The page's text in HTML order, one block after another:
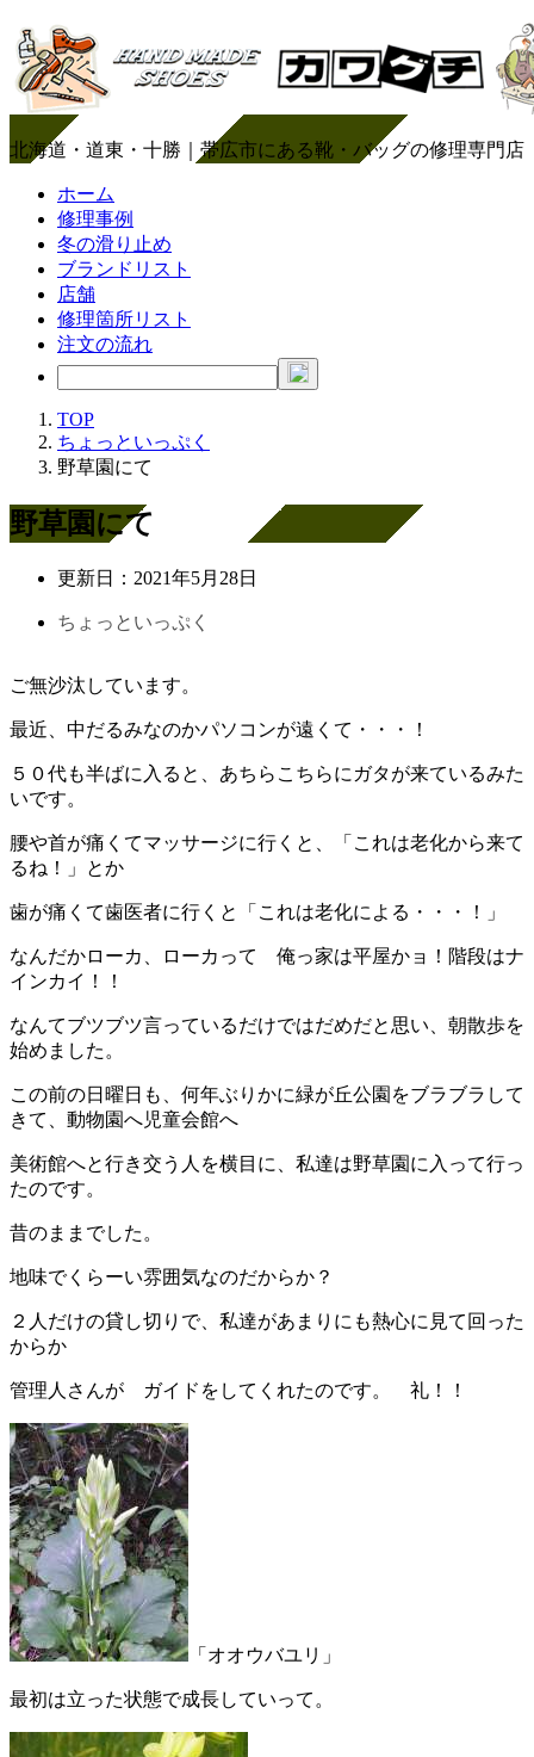
北海道・道東・十勝｜帯広市にある靴・バッグの修理専門店
ホーム
修理事例
冬の滑り止め
ブランドリスト
店舗
修理箇所リスト
注文の流れ
TOP
ちょっといっぷく
野草園にて
野草園にて
更新日： 2021年5月28日
ちょっといっぷく
ご無沙汰しています。
最近、中だるみなのかパソコンが遠くて・・・！
５０代も半ばに入ると、あちらこちらにガタが来ているみた
いです。
腰や首が痛くてマッサージに行くと、「これは老化から来て
るね！」とか
歯が痛くて歯医者に行くと「これは老化による・・・！」
なんだかローカ、ローカって 俺っ家は平屋かョ！階段はナ
インカイ！！
なんてブツブツ言っているだけではだめだと思い、朝散歩を
始めました。
この前の日曜日も、何年ぶりかに緑が丘公園をブラブラして
きて、動物園へ児童会館へ
美術館へと行き交う人を横目に、私達は野草園に入って行っ
たのです。
昔のままでした。
地味でくらーい雰囲気なのだからか？
２人だけの貸し切りで、私達があまりにも熱心に見て回った
からか
管理人さんが ガイドをしてくれたのです。 礼！！
「オオウバユリ」
最初は立った状態で成長していって。